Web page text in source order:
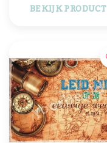
BEKIJK PRODUCT